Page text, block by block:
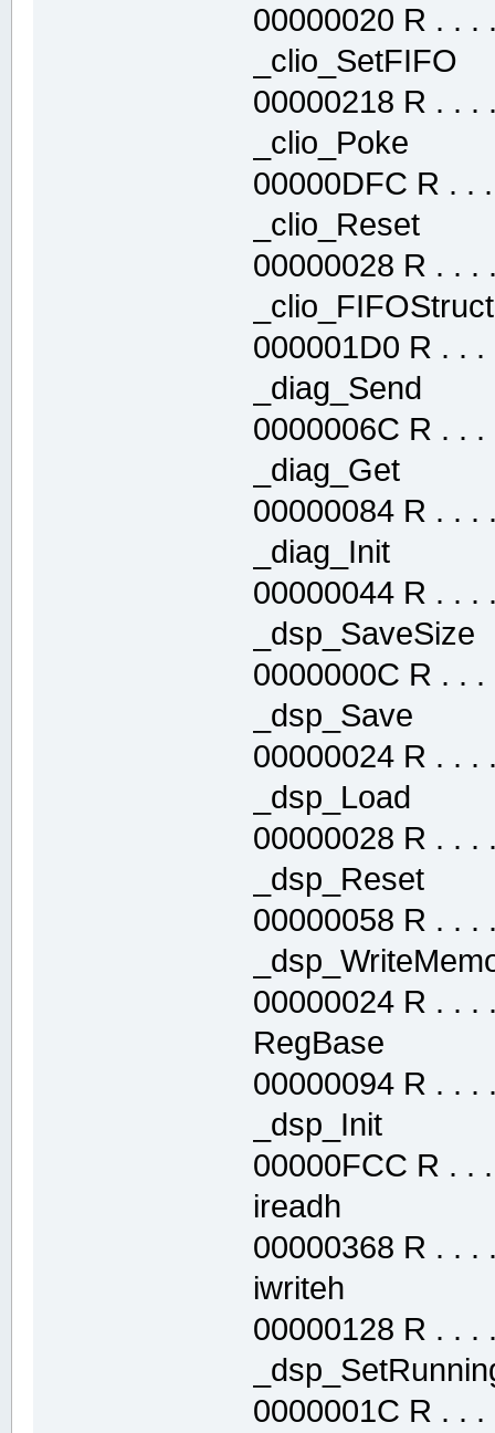
00000020 R . . .
00000218 R . . .
_clio_Poke
00000DFC R . .
_clio_Reset
00000028 R . . .
000001D0 R . . .
_diag_Send
0000006C R . . .
_diag_Get
00000084 R . . .
_diag_Init
00000044 R . . .
0000000C R . . .
_dsp_Save
00000024 R . . .
_dsp_Load
00000028 R . . .
_dsp_Reset
00000058 R . . .
00000024 R . . .
RegBase
00000094 R . . .
_dsp_Init
00000FCC R . .
ireadh .text
00000368 R . . .
iwriteh .text
00000128 R . . .
0000001C R . . .